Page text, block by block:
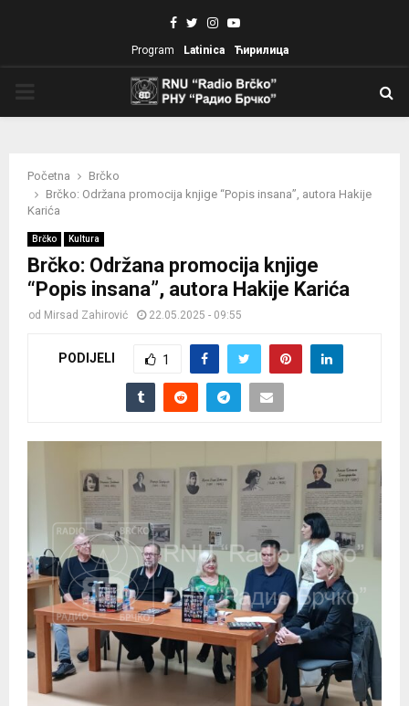
Facebook
TwitterInstagram
Youtube
Program Latinica Ћирилица
Početna
Brčko
Brčko: Održana promocija knjige “Popis insana”, autora Hakije
Karića
Brčko Kultura
Brčko: Održana promocija knjige
“Popis insana”, autora Hakije Karića
od Mirsad Zahirović 22.05.2025 - 09:55
PODIJELI 1